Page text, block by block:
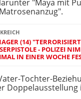
"Maya mit
(14)
- POLIZEI
IN EINER WOCHE
Tochter-
Doppelausstellung